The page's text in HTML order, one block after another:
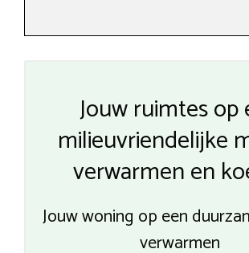
Jouw ruimtes op
milieuvriendelijke
verwarmen en
Jouw woning op een
verwarmen